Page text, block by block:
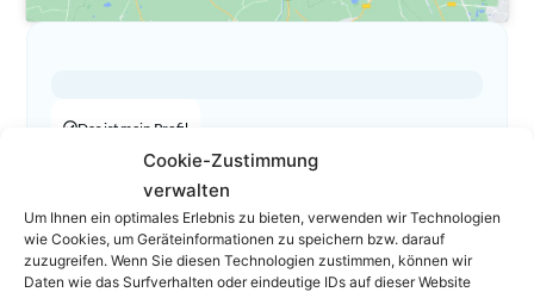
Cookie-Zustimmung
verwalten
Um Ihnen ein optimales Erlebnis zu bieten, verwenden wir Technologien
wie Cookies, um Geräteinformationen zu speichern bzw. darauf
zuzugreifen. Wenn Sie diesen Technologien zustimmen, können wir
Daten wie das Surfverhalten oder eindeutige IDs auf dieser Website
Das ist mein Profil
01 581 19 00 350
01 581 19 00 99
tb@bodmann.at
Homepage